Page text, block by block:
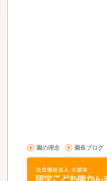
園の理念 園長ブログ